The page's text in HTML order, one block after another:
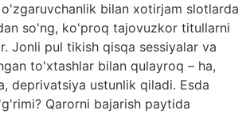
bilan xotirjam slotlarda
so'ng, ko'proq tajovuzkor titullarni
Jonli pul tikish qisqa sessiyalar va
to'xtashlar bilan qulayroq – ha,
deprivatsiya ustunlik qiladi. Esda
Qarorni bajarish paytida